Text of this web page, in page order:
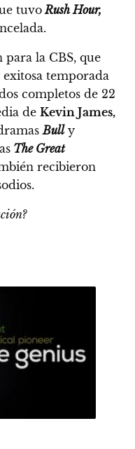
tuvo Rush Hour,
para la CBS, que
temporada
completos de 22
de Kevin James,
Bully
The Great
recibieron